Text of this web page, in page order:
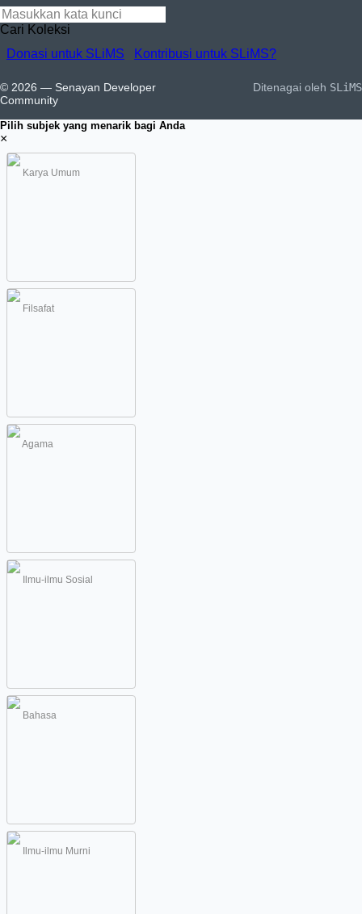
Cari Koleksi
Donasi untuk SLiMS
Kontribusi untuk SLiMS?
© 2026 — Senayan Developer
Community
Ditenagai oleh SLiMS
Pilih subjek yang menarik bagi Anda
×
Karya Umum
Filsafat
Agama
Ilmu-ilmu Sosial
Bahasa
Ilmu-ilmu Murni